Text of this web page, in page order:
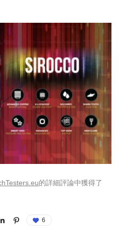
的詳細評論中獲得了
6